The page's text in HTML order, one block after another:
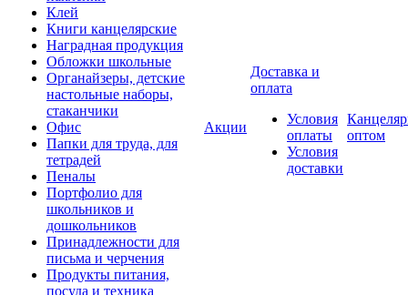
Клей
Книги канцелярские
Наградная продукция
Обложки школьные
Органайзеры, детские
настольные наборы,
стаканчики
Офис
Папки для труда, для
тетрадей
Пеналы
Портфолио для
школьников и
дошкольников
Принадлежности для
письма и черчения
Продукты питания,
посуда и техника
Акции
Доставка и
оплата
Условия
оплаты
Условия
доставки
оптом